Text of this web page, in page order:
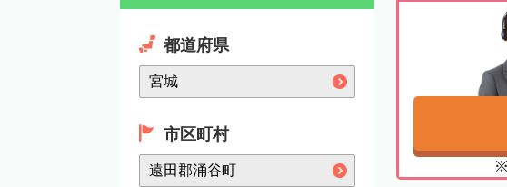
都道府県
市区町村